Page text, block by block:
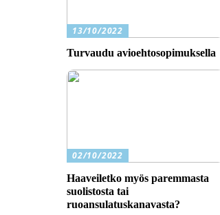
13/10/2022
Turvaudu avioehtosopimuksella
02/10/2022
Haaveiletko myös paremmasta
suolistosta tai
ruoansulatuskanavasta?